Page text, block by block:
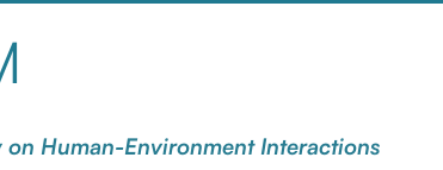
Human-Environment Interactions